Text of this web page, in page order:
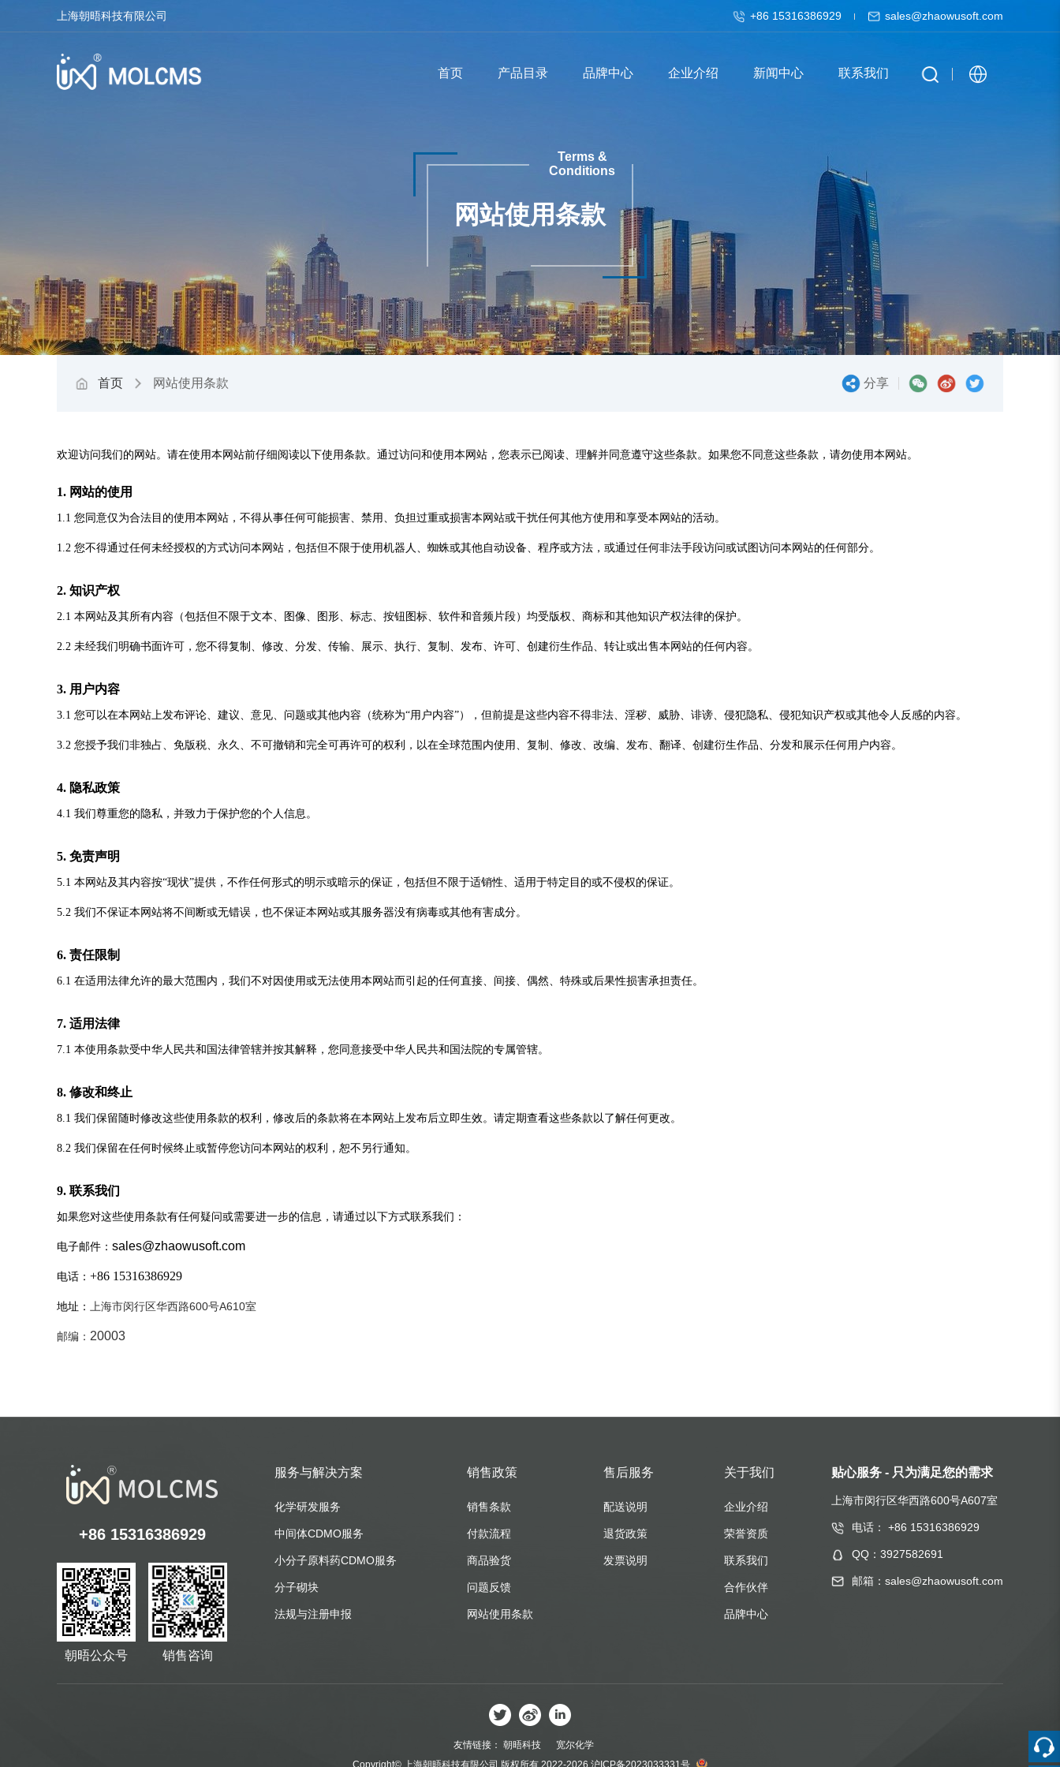
网站使用条款
Terms &
Conditions
上海朝晤科技有限公司 +86 15316386929 sales@zhaowusoft.com
首页 产品目录 品牌中心 企业介绍 新闻中心 联系我们
首页 网站使用条款 分享
欢迎访问我们的网站。请在使用本网站前仔细阅读以下使用条款。通过访问和使用本网站，您表示已阅读、理解并同意遵守这些条款。如果您不同意这些条款，请勿使用本网站。
1. 网站的使用
1.1 您同意仅为合法目的使用本网站，不得从事任何可能损害、禁用、负担过重或损害本网站或干扰任何其他方使用和享受本网站的活动。
1.2 您不得通过任何未经授权的方式访问本网站，包括但不限于使用机器人、蜘蛛或其他自动设备、程序或方法，或通过任何非法手段访问或试图访问本网站的任何部分。
2. 知识产权
2.1 本网站及其所有内容（包括但不限于文本、图像、图形、标志、按钮图标、软件和音频片段）均受版权、商标和其他知识产权法律的保护。
2.2 未经我们明确书面许可，您不得复制、修改、分发、传输、展示、执行、复制、发布、许可、创建衍生作品、转让或出售本网站的任何内容。
3. 用户内容
3.1 您可以在本网站上发布评论、建议、意见、问题或其他内容（统称为“用户内容”），但前提是这些内容不得非法、淫秽、威胁、诽谤、侵犯隐私、侵犯知识产权或其他令人反感的内容。
3.2 您授予我们非独占、免版税、永久、不可撤销和完全可再许可的权利，以在全球范围内使用、复制、修改、改编、发布、翻译、创建衍生作品、分发和展示任何用户内容。
4. 隐私政策
4.1 我们尊重您的隐私，并致力于保护您的个人信息。
5. 免责声明
5.1 本网站及其内容按“现状”提供，不作任何形式的明示或暗示的保证，包括但不限于适销性、适用于特定目的或不侵权的保证。
5.2 我们不保证本网站将不间断或无错误，也不保证本网站或其服务器没有病毒或其他有害成分。
6. 责任限制
6.1 在适用法律允许的最大范围内，我们不对因使用或无法使用本网站而引起的任何直接、间接、偶然、特殊或后果性损害承担责任。
7. 适用法律
7.1 本使用条款受中华人民共和国法律管辖并按其解释，您同意接受中华人民共和国法院的专属管辖。
8. 修改和终止
8.1 我们保留随时修改这些使用条款的权利，修改后的条款将在本网站上发布后立即生效。请定期查看这些条款以了解任何更改。
8.2 我们保留在任何时候终止或暂停您访问本网站的权利，恕不另行通知。
9. 联系我们
如果您对这些使用条款有任何疑问或需要进一步的信息，请通过以下方式联系我们：
电子邮件： sales@zhaowusoft.com
电话： +86 15316386929
地址： 上海市闵行区华西路600号A610室
邮编： 20003
+86 15316386929
朝晤公众号 销售咨询
服务与解决方案
化学研发服务
中间体CDMO服务
小分子原料药CDMO服务
分子砌块
法规与注册申报
销售政策
销售条款
付款流程
商品验货
问题反馈
网站使用条款
售后服务
配送说明
退货政策
发票说明
关于我们
企业介绍
荣誉资质
联系我们
合作伙伴
品牌中心
贴心服务 - 只为满足您的需求
上海市闵行区华西路600号A607室
电话： +86 15316386929
QQ：3927582691
邮箱：sales@zhaowusoft.com
友情链接： 朝晤科技
宽尔化学
Copyright© 上海朝晤科技有限公司 版权所有 2022-2026 沪ICP备2023033331号